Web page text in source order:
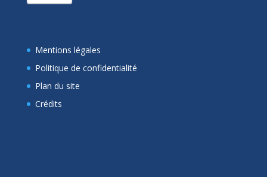
Mentions légales
Politique de confidentialité
Plan du site
Crédits